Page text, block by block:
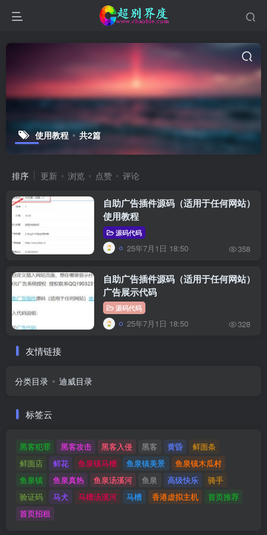
使用教程 共2篇
排序 更新 浏览 点赞 评论
自助广告插件源码（适用于任何网站）
使用教程
源码代码
25年7月1日 18:50 358
自助广告插件源码（适用于任何网站）
广告展示代码
源码代码
25年7月1日 18:50 328
友情链接
分类目录 迪威目录
标签云
黑客犯罪 黑客攻击 黑客入侵 黑客 黄昏
鲜面条
鲜面店
鲜花 鱼泉镇马槽 鱼泉镇美景
鱼泉镇木瓜村
鱼泉镇
鱼泉真热 鱼泉汤溪河 鱼泉 高级快乐
骑手
验证码
马犬 马槽汤溪河 马槽 香港虚拟主机
首页推荐
首页招租